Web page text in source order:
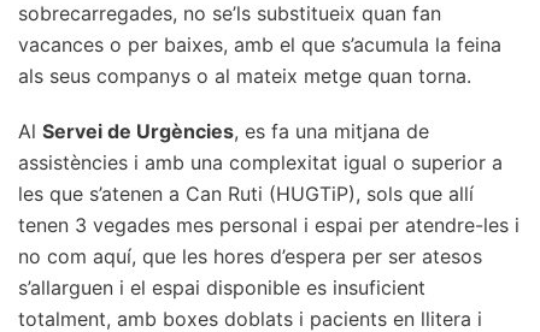
sobrecarregades, no se’ls substitueix quan fan
vacances o per baixes, amb el que s’acumula la feina
als seus companys o al mateix metge quan torna.
Al Servei de Urgències, es fa una mitjana de
assistències i amb una complexitat igual o superior a
les que s’atenen a Can Ruti (HUGTiP), sols que allí
tenen 3 vegades mes personal i espai per atendre-les i
no com aquí, que les hores d’espera per ser atesos
s’allarguen i el espai disponible es insuficient
totalment, amb boxes doblats i pacients en llitera i